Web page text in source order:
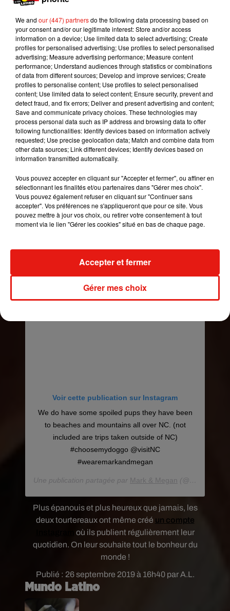
Publié : 26 septembre 2019 à 16h40 par A.L.
Voir cette publication sur Instagram
7 billions smiles, and yours is my favorite
#wearemarkandmegan #agegaprelationship
#agegap #love #agegapcouple #agegaplove
#relationshipgoals #iloveyou #truelove #smile
#yourmyfavorite #24yearsapart
#youaremyforever #ourstoryismyfavorite
#couplegoals
Voir cette publication sur Instagram
We do have some spoiled pups they have been
to beaches and mountains all over NC. (not
included are trips taken outside of NC)
#choosemydoggo @visitNC
#wearemarkandmegan
Une publication partagée par Mark & Megan (@wearemarkandmegan) le
Plus épanouis et plus heureux que jamais, les
deux tourtereaux ont même créé un compte
où ils publient régulièrement leur
quotidien. On leur souhaite tout le bonheur du
monde !
Mundo Latino
We and our (447) partnersdo the following data processing based on
your consent and/or our legitimate interest: Store and/or access
information on a device; Use limited data to select advertising; Create
profiles for personalised advertising; Use profiles to select personalised
advertising; Measure advertising performance; Measure content
performance; Understand audiences through statistics or combinations
of data from different sources; Develop and improve services; Create
profiles to personalise content; Use profiles to select personalised
content; Use limited data to select content; Ensure security, prevent and
detect fraud, and fix errors; Deliver and present advertising and content;
Save and communicate privacy choices. These technologies may
process personal data such as IP address and browsing data to offer
following functionalities: Identify devices based on information actively
requested; Use precise geolocation data; Match and combine data from
other data sources; Link different devices; Identify devices based on
information transmitted automatically.
Vous pouvez accepter en cliquant sur "Accepter et fermer", ou affiner en
sélectionnant les finalités et/ou partenaires dans "Gérer mes choix".
Vous pouvez également refuser en cliquant sur "Continuer sans
accepter". Vos préférences ne s'appliqueront que pour ce site. Vous
pouvez mettre à jour vos choix, ou retirer votre consentement à tout
moment via le lien "Gérer les cookies" situé en bas de chaque page.
Gérer mes choix
Accepter et fermer